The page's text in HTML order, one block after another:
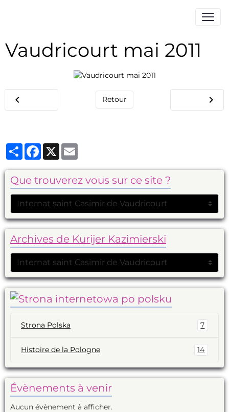
Vaudricourt mai 2011
Retour
PartagerFacebook
X
Que trouverez vous sur ce site ?
Archives de Kurijer Kazimierski
Strona Polska 7
Histoire de la Pologne 14
Évènements à venir
Aucun évènement à afficher.